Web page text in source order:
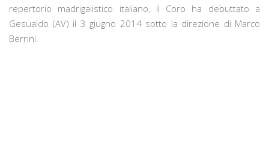
repertorio madrigalistico italiano, il Coro ha debuttato a
Gesualdo (AV) il 3 giugno 2014 sotto la direzione di Marco
Berrini.